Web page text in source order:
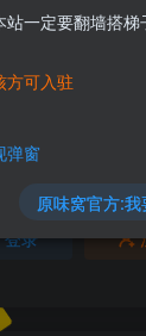
登录
一定要翻墙搭梯
方可入驻
弹窗
原味窝官方: